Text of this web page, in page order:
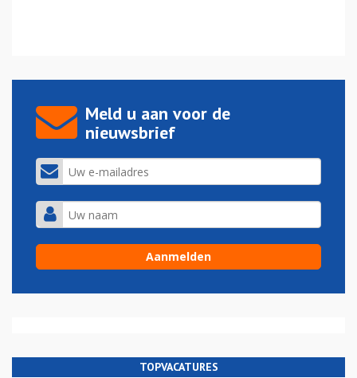
Meld u aan voor de
nieuwsbrief
TOPVACATURES